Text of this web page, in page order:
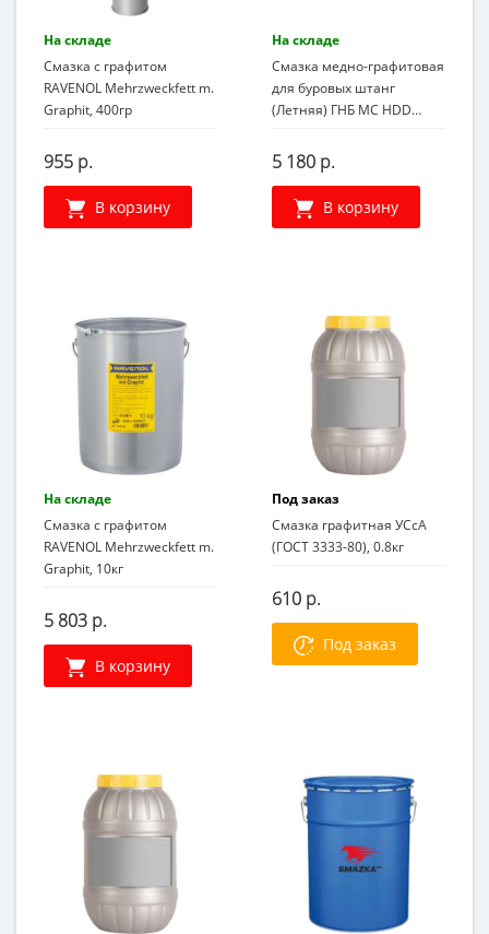
На складе
Смазка с графитом
RAVENOL Mehrzweckfett m.
Graphit, 400гр
955 р.
В корзину
На складе
Смазка медно-графитовая
для буровых штанг
(Летняя) ГНБ МС HDD
5 180 р.
В корзину
На складе
Смазка с графитом
RAVENOL Mehrzweckfett m.
Graphit, 10кг
5 803 р.
В корзину
Под заказ
Смазка графитная УСсА
(ГОСТ 3333-80), 0.8кг
610 р.
Под заказ